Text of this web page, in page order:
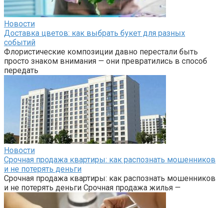
Новости
Доставка цветов: как выбрать букет для разных
событий
Флористические композиции давно перестали быть
просто знаком внимания — они превратились в способ
передать
Новости
Срочная продажа квартиры: как распознать мошенников
и не потерять деньги
Срочная продажа квартиры: как распознать мошенников
и не потерять деньги Срочная продажа жилья —